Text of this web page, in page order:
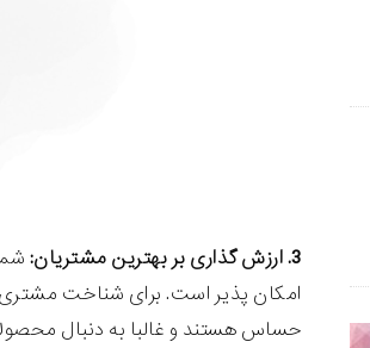
3. ارزش گذاری بر بهترین مشتریان:
امکان پذیر است. برای شناخت
حساس هستند و غالبا به دنبال